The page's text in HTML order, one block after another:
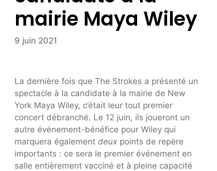
mairie Maya Wiley
9 juin 2021
La dernière fois que The Strokes a présenté un
spectacle à la candidate à la mairie de New
York Maya Wiley, c’était leur tout premier
concert débranché. Le 12 juin, ils joueront un
autre événement-bénéfice pour Wiley qui
marquera également deux points de repère
importants : ce sera le premier événement en
salle entièrement vacciné et à pleine capacité